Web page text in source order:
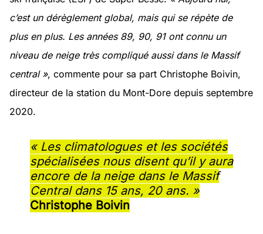
c’est un dérèglement global, mais qui se répète de
plus en plus. Les années 89, 90, 91 ont connu un
niveau de neige très compliqué aussi dans le Massif
central », commente pour sa part Christophe Boivin,
directeur de la station du Mont-Dore depuis septembre
2020.
« Les climatologues et les sociétés
spécialisées nous disent qu’il y aura
encore de la neige dans le Massif
Central dans 15 ans, 20 ans. »
Christophe Boivin